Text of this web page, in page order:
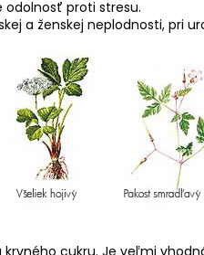
odolnosť proti stresu.
a ženskej neplodnosti, pri
krvného cukru. Je veľmi